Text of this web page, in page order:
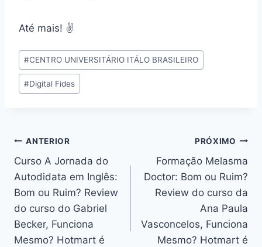
Até mais! ✌️
Tags
do
Post:
#CENTRO UNIVERSITÁRIO ITÁLO BRASILEIRO
#Digital Fides
Navegação
de
Post
ANTERIOR
Curso A Jornada do
Autodidata em Inglês:
Bom ou Ruim? Review
do curso do Gabriel
Becker, Funciona
Mesmo? Hotmart é
PRÓXIMO
Formação Melasma
Doctor: Bom ou Ruim?
Review do curso da
Ana Paula
Vasconcelos, Funciona
Mesmo? Hotmart é